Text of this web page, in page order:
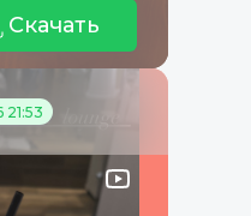
Скачать